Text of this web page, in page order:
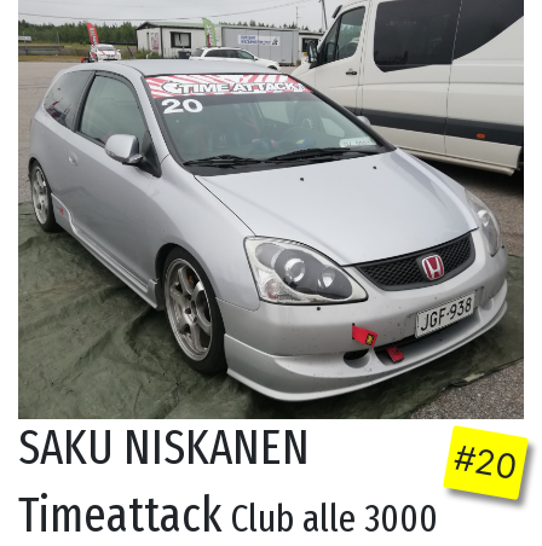
#20
SAKU NISKANEN
Timeattack Club alle 3000